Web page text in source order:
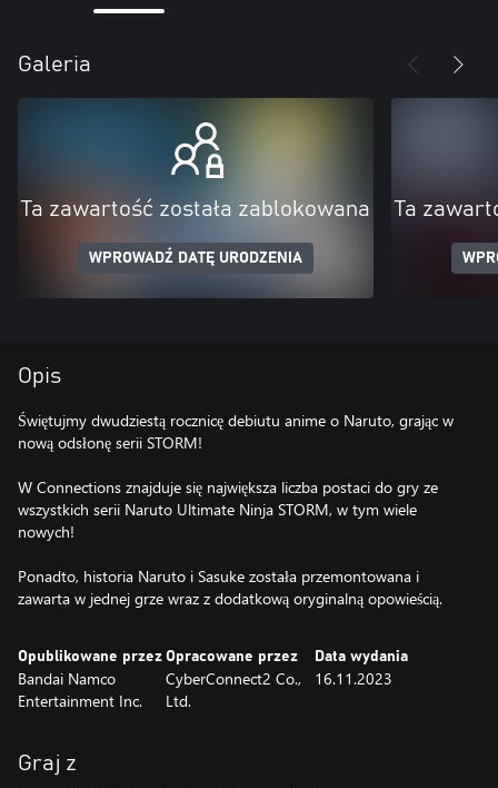
Galeria
Ta zawartość została zablokowana
WPROWADŹ DATĘ URODZENIA
Ta
Opis
Świętujmy dwudziestą rocznicę debiutu anime o Naruto, grając w
nową odsłonę serii STORM!
W Connections znajduje się największa liczba postaci do gry ze
wszystkich serii Naruto Ultimate Ninja STORM, w tym wiele
nowych!
Ponadto, historia Naruto i Sasuke została przemontowana i
zawarta w jednej grze wraz z dodatkową oryginalną opowieścią.
Opublikowane przez
Bandai Namco
Entertainment Inc.
Opracowane przez
CyberConnect2 Co.,
Ltd.
Data wydania
16.11.2023
Graj z